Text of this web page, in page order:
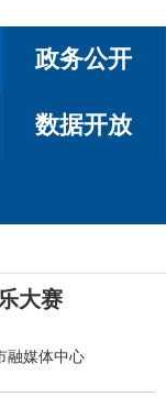
政务公开
数据开放
大赛
融媒体中心